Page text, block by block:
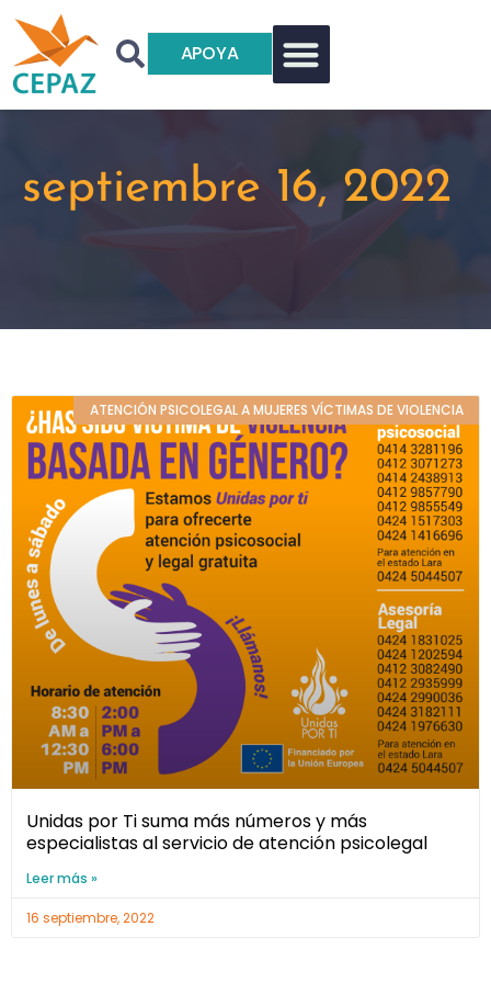
APOYA
septiembre 16, 2022
ATENCIÓN PSICOLEGAL A MUJERES VÍCTIMAS DE VIOLENCIA
Unidas por Ti suma más números y más
especialistas al servicio de atención psicolegal
Leer más »
16 septiembre, 2022